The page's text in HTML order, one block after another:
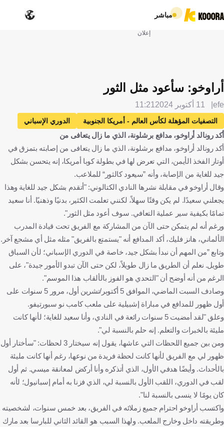
مباشر
إعلان
أراوخو: سأعود مثل الثور
efe 11 أكتوبر 2024 11:21
التصفيات المؤهلة لكأس العالم - أمريكا الجنوبية
الدوري الإسباني
إسبانيا
برشلونة إشبيلية بيرو
أوروجواي
أورغواي مارك أندريه تير شتيجن
ألمانيا
رونالد أراوخو
كرة قدم
أكد رونالد أراوخو، مدافع برشلونة، الذي ما زال يتعافى من
أكد رونالد أراوخو، مدافع برشلونة، الذي ما زال يتعافى من إصابته بتمزق في
أوتار الفخذ الأيمن، التي تعرض لها في بطولة كوبا أمريكا، إنه يتحسن بشكل
جيد للغاية من الإصابة، وأنه ”سيعود كالثور“ للملاعب.
وقال أراوخو في مقابلة نشرها النادي الكتالوني: "أتقدم بشكل جيد للغاية وهذا
يجعلني سعيدًا. لم يكن وقتًا سهلاً، لكنني تعلمت الكثير، بدنيًا وذهنيًا. أنا سعيد
تمامًا بكيفية سير عملية التعافي. سوف أعود مثل الثور".
ورغم أنه لم يتمكن حتى الآن من المشاركة مع الفريق تحت قيادة المدرب
الألماني، هانز فليك، أكد المدافع أنه "يستمتع بالفريق" مثله مثل أي مشجع آخر.
وتابع ”من المهم أن نبدأ بشكل جيد، خاصة في الدوري الإسباني؛ لأن السباق
طويل. نعلم أن الطريق ما زال طويلاً، لكن حتى الآن تبدو الأمور جيدة"، على
الرغم من أنه أوضح أن "التحدي هو الفوز بالألقاب هذا الموسم".
وصادف السبت الماضي، الموافق 5 أكتوبر/تشرين أول، مرور 5 سنوات على
أول ظهور للمدافع في مباراة إشبيلية على ملعب كامب نو سبورتيفو.
وعلق "لقد أمضيت 5 سنوات رائعة في النادي، وأنا سعيد للغاية؛ لأنها كانت
مليئة بالخبرات والتعلم. إنه حلم بالنسبة لي".
ومن بين جميع اللحظات التي عاشها، يقول إنه سيختار 3 لحظات: "سأختار أول
ظهور لي مع الفريق لأنها كانت لحظة فريدة من نوعها، رغم أنها كانت مليئة
بالأحداث. وأيضًا هدفي الأول، الذي أتذكره وأنا أركض لمعانقة ميسي. ثم أول
لقب في الدوري، اللقب الأول بالنسبة لي، الذي فزنا به أمام إسبانيول؛ لأنه
كان يومًا لا ينسى بالنسبة لنا".
واكتسب أراوخو احترام جميع زملائه في الفريق، بعد خمس سنوات، لشخصيته
وطريقته داخل وخارج الملعب. ولهذا السبب هو القائد الثاني للبارسا بعد مارك